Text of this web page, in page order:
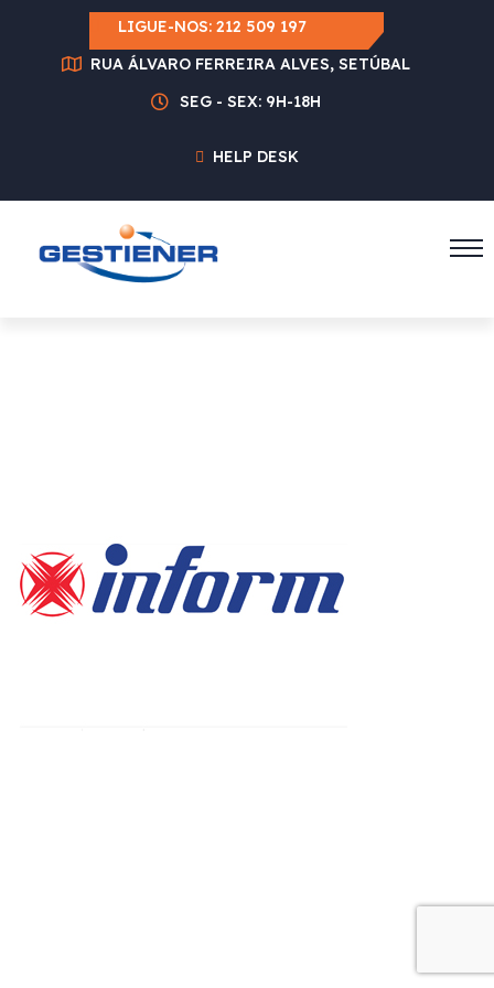
LIGUE-NOS: 212 509 197
RUA ÁLVARO FERREIRA ALVES, SETÚBAL
SEG - SEX: 9H-18H
HELP DESK